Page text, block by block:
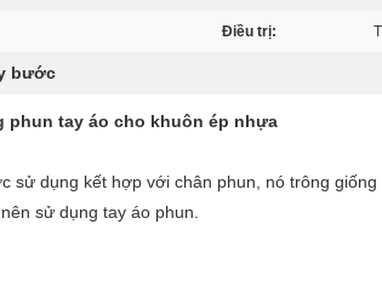
Điều trị:
bước
phun tay áo cho khuôn ép nhựa
sử dụng kết hợp với chân phun, nó trông giống
sử dụng tay áo phun.